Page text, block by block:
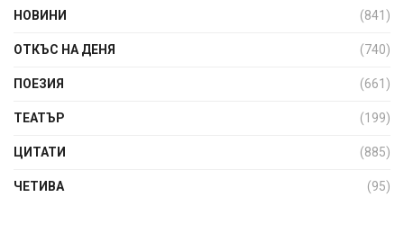
НОВИНИ (841)
ОТКЪС НА ДЕНЯ (740)
ПОЕЗИЯ (661)
ТЕАТЪР (199)
ЦИТАТИ (885)
ЧЕТИВА (95)